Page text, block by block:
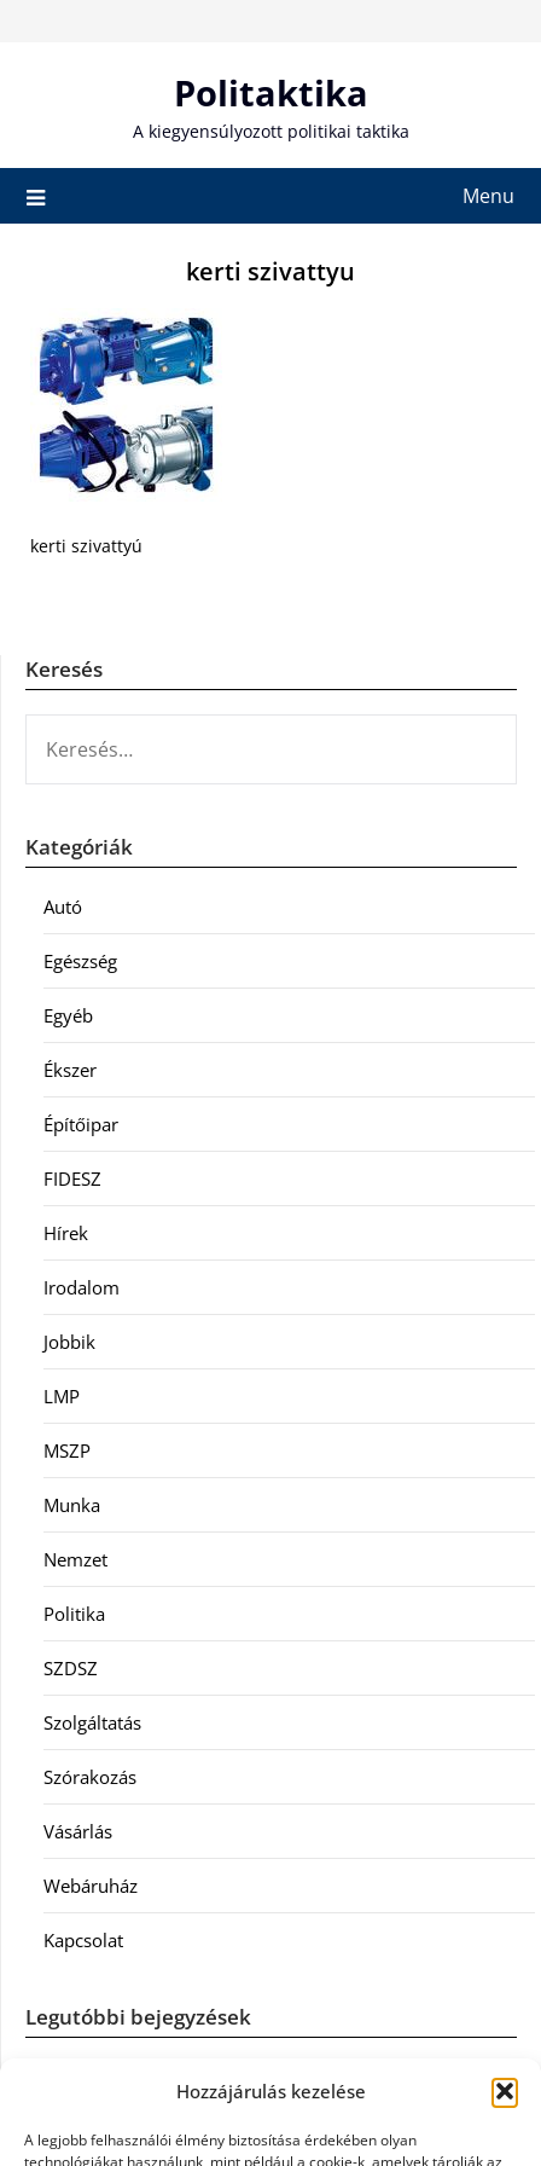
Hozzájárulás kezelése
A legjobb felhasználói élmény biztosítása érdekében olyan
technológiákat használunk, mint például a cookie-k, amelyek tárolják az
Politaktika
A kiegyensúlyozott politikai taktika
Menu
kerti szivattyu
kerti szivattyú
Keresés
Kategóriák
Autó
Egészség
Egyéb
Ékszer
Építőipar
FIDESZ
Hírek
Irodalom
Jobbik
LMP
MSZP
Munka
Nemzet
Politika
SZDSZ
Szolgáltatás
Szórakozás
Vásárlás
Webáruház
Kapcsolat
Legutóbbi bejegyzések
Casco szélvédőcsere: mikor éri meg a biztosítást igénybe
Könyvelés: mikor érdemes könyvelőt váltani?